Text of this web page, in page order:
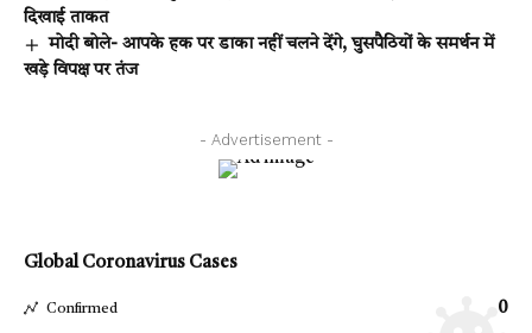
दिखाई ताकत
मोदी बोले- आपके हक पर डाका नहीं चलने देंगे, घुसपैठियों के समर्थन में
खड़े विपक्ष पर तंज
- Advertisement -
Global Coronavirus Cases
Confirmed 0